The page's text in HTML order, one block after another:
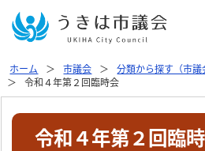
ホーム 市議会 分類から探す（市議
令和４年第２回臨時会
令和４年第２回臨